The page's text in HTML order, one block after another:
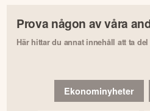
Prova någon av våra
Här hittar du annat innehåll att ta
Ekonominyheter